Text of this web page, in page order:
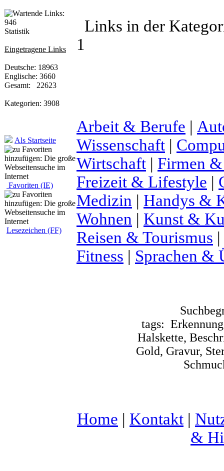
Statistik
Eingetragene Links
Deutsche: 18963
Englische: 3660
Gesamt: 22623
Kategorien: 3908
Als Startseite
Favoriten (IE)
Lesezeichen (FF)
Links in der
1
Arbeit & Berufe |
Wissenschaft |
Wirtschaft | Firmen
Freizeit & Lifestyle |
Medizin | Handys &
Wohnen | Kunst &
Reisen & Tourismus |
Fitness | Sprachen &
tags:
Halskette,
Gold, Gravur,
Home | Kontakt |
&